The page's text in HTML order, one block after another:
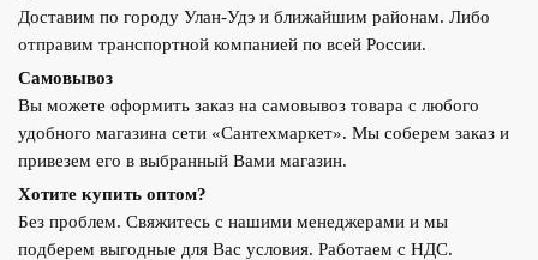
Доставим по городу Улан-Удэ и ближайшим районам. Либо
отправим транспортной компанией по всей России.
Самовывоз
Вы можете оформить заказ на самовывоз товара с любого
удобного магазина сети «Сантехмаркет». Мы соберем заказ и
привезем его в выбранный Вами магазин.
Хотите купить оптом?
Без проблем. Свяжитесь с нашими менеджерами и мы
подберем выгодные для Вас условия. Работаем с НДС.